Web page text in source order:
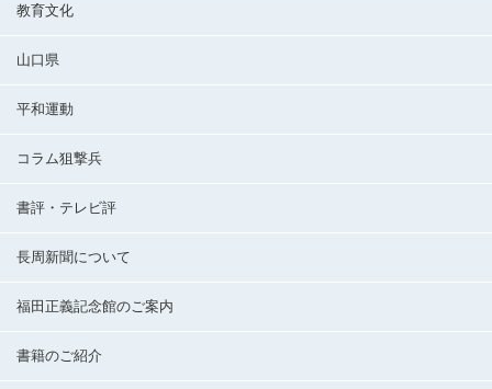
教育文化
山口県
平和運動
コラム狙撃兵
書評・テレビ評
長周新聞について
福田正義記念館のご案内
書籍のご紹介